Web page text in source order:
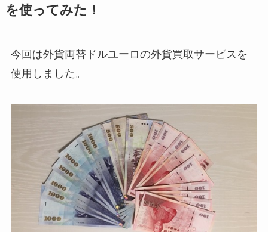
を使ってみた！
今回は外貨両替ドルユーロの外貨買取サービスを
使用しました。